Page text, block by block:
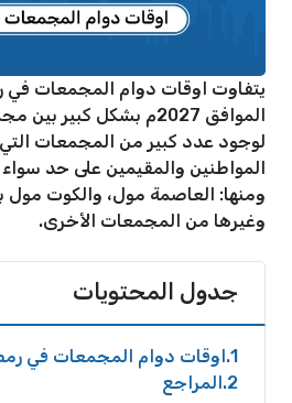
الموافق 2027م بشكل كبير
لوجود عدد كبير من المجمعات التي
المواطنين والمقيمين على حد
وغيرها من المجمعات الأخرى.
جدول المحتويات
1 اوقات دوام المجمعات في رمضان 2026
2 المراجع